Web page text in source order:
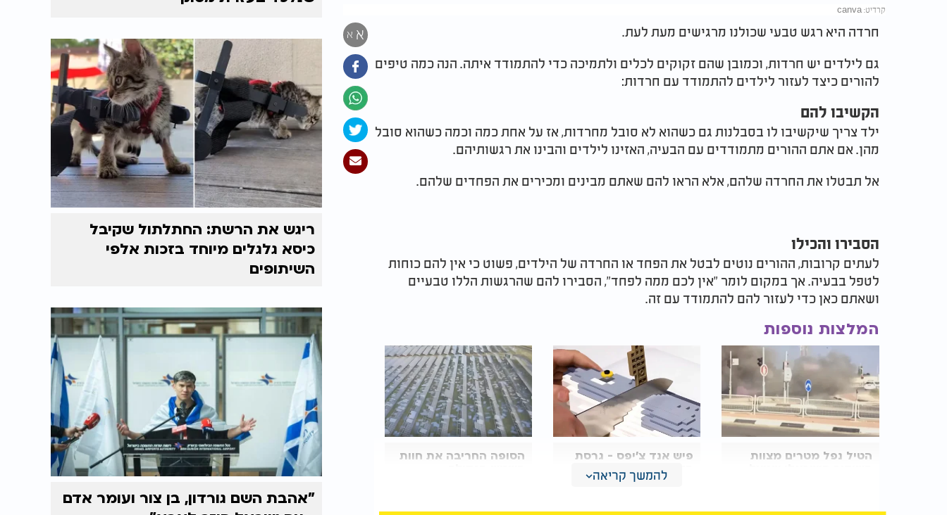
קרדיט: canva
א א
חרדה היא רגש טבעי שכולנו מרגישים מעת לעת.
גם לילדים יש חרדות, וכמובן שהם זקוקים לכלים ולתמיכה כדי להתמודד איתה. הנה כמה טיפים
להורים כיצד לעזור לילדים להתמודד עם חרדות:
הקשיבו להם
ילד צריך שיקשיבו לו בסבלנות גם כשהוא לא סובל מחרדות, אז על אחת כמה וכמה כשהוא סובל
מהן. אם אתם ההורים מתמודדים עם הבעיה, האזינו לילדים והבינו את רגשותיהם.
אל תבטלו את החרדה שלהם, אלא הראו להם שאתם מבינים ומכירים את הפחדים שלהם.
הסבירו והכילו
לעתים קרובות, ההורים נוטים לבטל את הפחד או החרדה של הילדים, פשוט כי אין להם כוחות
לטפל בבעיה. אך במקום לומר "אין לכם ממה לפחד", הסבירו להם שהרגשות הללו טבעיים
ושאתם כאן כדי לעזור להם להתמודד עם זה.
המלצות נוספות
הטיל נפל מטרים מצוות
פיש אנד צ’יפס - גרסת
הלגו שלא תרצו לפרק
הסופה החריבה את חוות
להמשך קריאה
ריגש את הרשת: החתלתול שקיבל
כיסא גלגלים מיוחד בזכות אלפי
השיתופים
"אהבת השם גורדון, בן צור ועומר אדם